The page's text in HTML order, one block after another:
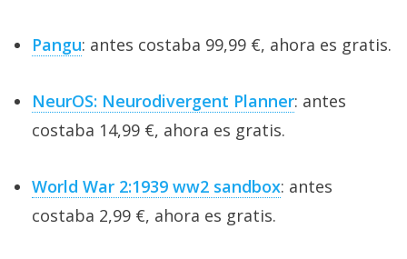
Pangu: antes costaba 99,99 €, ahora es gratis.
NeurOS: Neurodivergent Planner: antes
costaba 14,99 €, ahora es gratis.
World War 2:1939 ww2 sandbox: antes
costaba 2,99 €, ahora es gratis.